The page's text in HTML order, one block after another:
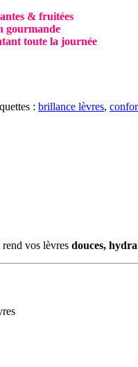
& fruitées
gourmande
toute la journée
: brillance lèvres,
rend vos lèvres douces,